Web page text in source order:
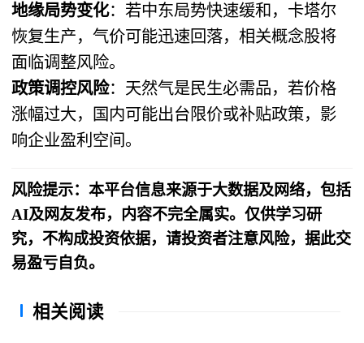
地缘局势变化：若中东局势快速缓和，卡塔尔
恢复生产，气价可能迅速回落，相关概念股将
面临调整风险。
政策调控风险：天然气是民生必需品，若价格
涨幅过大，国内可能出台限价或补贴政策，影
响企业盈利空间。
风险提示：本平台信息来源于大数据及网络，包括
AI及网友发布，内容不完全属实。仅供学习研
究，不构成投资依据，请投资者注意风险，据此交
易盈亏自负。
相关阅读